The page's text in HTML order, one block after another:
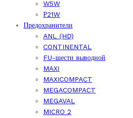
W5W
Р21W
Предохранители
ANL (HD)
CONTINENTAL
FU-шести выводной
MAXI
MAXICOMPACT
MEGACOMPACT
MEGAVAL
MICRO 2